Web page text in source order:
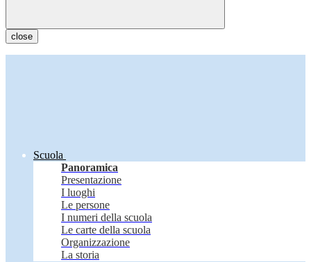
close
Scuola
Panoramica
Presentazione
I luoghi
Le persone
I numeri della scuola
Le carte della scuola
Organizzazione
La storia